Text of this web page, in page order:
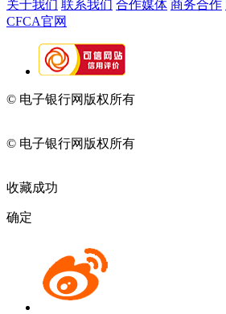
关于我们 联系我们 合作媒体 商务合作
CFCA官网
© 电子银行网版权所有
© 电子银行网版权所有
收藏成功
确定